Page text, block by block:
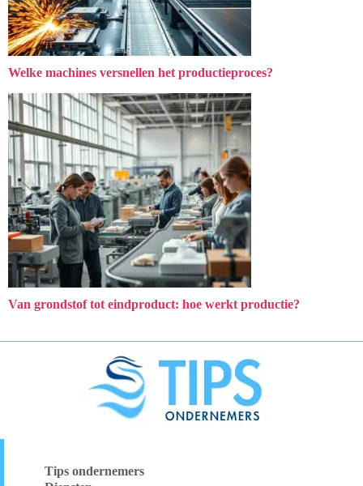
Welke machines versnellen het productieproces?
Van grondstof tot eindproduct: hoe werkt productie?
Tips ondernemers